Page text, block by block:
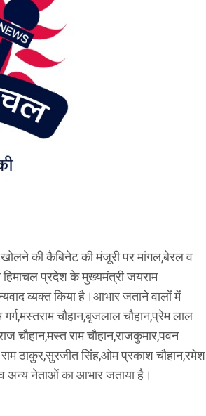
खोलने की कैबिनेट की मंजूरी पर मांगल,बेरल व
हिमाचल प्रदेश के मुख्यमंत्री जयराम
व्यक्त किया है।आभार जताने वालों में
चौहान,बृजलाल चौहान,प्रेम लाल
चौहान,मस्त राम चौहान,राजकुमार,पवन
राम ठाकुर,सुरजीत सिंह,ओम प्रकाश चौहान,रमेश
व अन्य नेताओं का आभार जताया है।